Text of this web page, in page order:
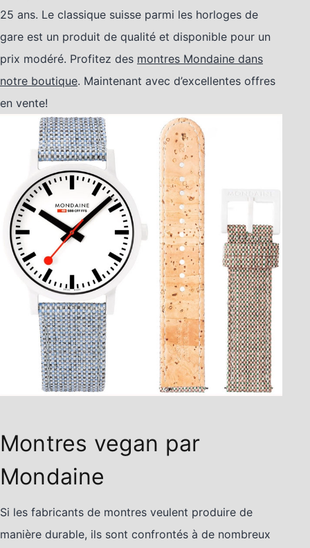
25 ans. Le classique suisse parmi les horloges de
gare est un produit de qualité et disponible pour un
prix modéré. Profitez des montres Mondaine dans
notre boutique. Maintenant avec d’excellentes offres
en vente!
Montres vegan par
Mondaine
Si les fabricants de montres veulent produire de
manière durable, ils sont confrontés à de nombreux